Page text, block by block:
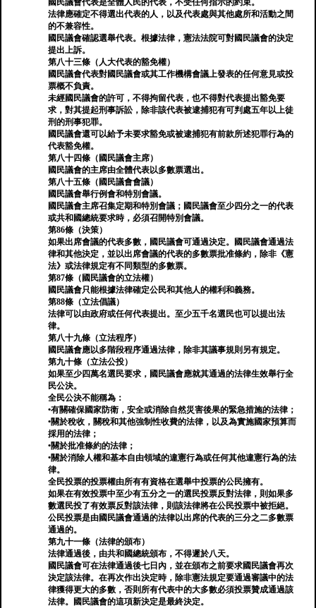
國民議會代表是全體人民的代表，不受任何指示的約束。
法律應確定不得選出代表的人，以及代表處與其他處所和活動之間
的不兼容性。
國民議會確認選舉代表。根據法律，憲法法院可對國民議會的決定
提出上訴。
第八十三條（人大代表的豁免權）
國民議會代表對國民議會或其工作機構會議上發表的任何意見或投
票概不負責。
未經國民議會的許可，不得拘留代表，也不得對代表提出豁免要
求，對其提起刑事訴訟，除非該代表被逮捕犯有可判處五年以上徒
刑的刑事犯罪。
國民議會還可以給予未要求豁免或被逮捕犯有前款所述犯罪行為的
代表豁免權。
第八十四條（國民議會主席）
國民議會的主席由全體代表以多數票選出。
第八十五條（國民議會會議）
國民議會舉行例會和特別會議。
國民議會主席召集定期和特別會議；國民議會至少四分之一的代表
或共和國總統要求時，必須召開特別會議。
第86條（決策）
如果出席會議的代表多數，國民議會可通過決定。國民議會通過法
律和其他決定，並以出席會議的代表的多數票批准條約，除非《憲
法》或法律規定有不同類型的多數票。
第87條（國民議會的立法權）
國民議會只能根據法律確定公民和其他人的權利和義務。
第88條（立法倡議）
法律可以由政府或任何代表提出。至少五千名選民也可以提出法
律。
第八十九條（立法程序）
國民議會應以多階段程序通過法律，除非其議事規則另有規定。
第九十條（立法公投）
如果至少四萬名選民要求，國民議會應就其通過的法律生效舉行全
民公決。
全民公決不能稱為：
•有關確保國家防衛，安全或消除自然災害後果的緊急措施的法律；
•關於稅收，關稅和其他強制性收費的法律，以及為實施國家預算而
採用的法律；
•關於批准條約的法律；
•關於消除人權和基本自由領域的違憲行為或任何其他違憲行為的法
律。
全民投票的投票權由所有有資格在選舉中投票的公民擁有。
如果在有效投票中至少有五分之一的選民投票反對法律，則如果多
數選民投了有效票反對該法律，則該法律將在公民投票中被拒絕。
公民投票是由國民議會通過的法律以出席的代表的三分之二多數票
通過的。
第九十一條（法律的頒布）
法律通過後，由共和國總統頒布，不得遲於八天。
國民議會可在法律通過後七日內，並在頒布之前要求國民議會再次
決定該法律。在再次作出決定時，除非憲法規定要通過審議中的法
律獲得更大的多數，否則所有代表中的大多數必須投票贊成通過該
法律。國民議會的這項新決定是最終決定。